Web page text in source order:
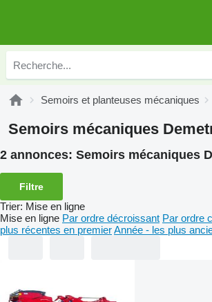
Semoirs et planteuses mécaniques
Semoirs mécaniques
2 annonces: Semoirs mécaniques
Filtre
Trier: Mise en ligne
Mise en ligne Par ordre décroissant Par ordre
plus récentes en premierAnnée - les plus